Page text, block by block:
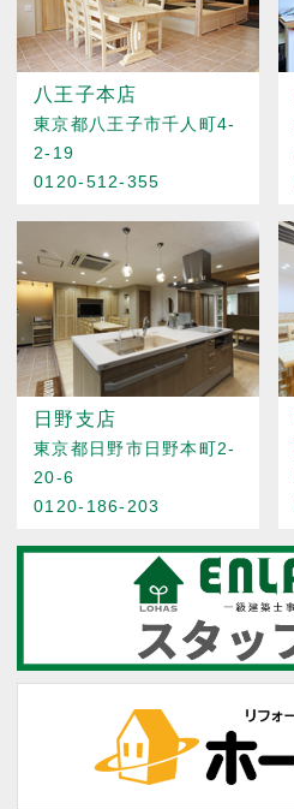
八王子本店
東京都八王子市千人町4-
2-19
0120-512-355
日野支店
東京都日野市日野本町2-
20-6
0120-186-203